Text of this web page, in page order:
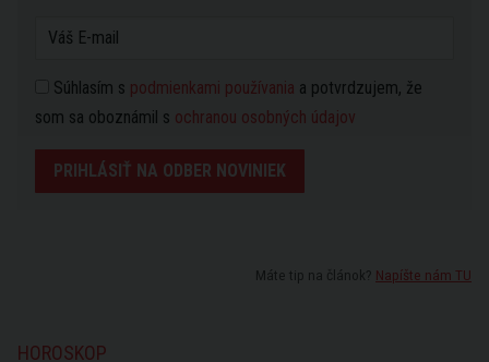
Súhlasím s podmienkami používania a potvrdzujem, že
som sa oboznámil s ochranou osobných údajov
PRIHLÁSIŤ NA ODBER NOVINIEK
Máte tip na článok? Napíšte nám TU
HOROSKOP